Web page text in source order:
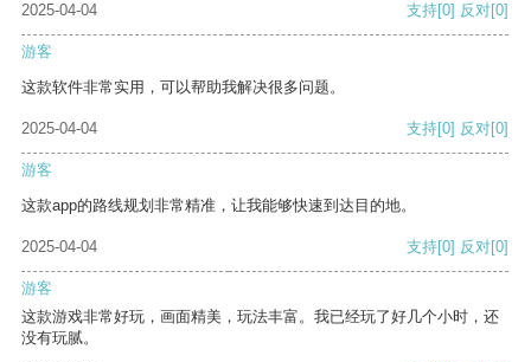
2025-04-04
支持[0] 反对[0]
游客
这款软件非常实用，可以帮助我解决很多问题。
2025-04-04 支持[0] 反对[0]
游客
这款app的路线规划非常精准，让我能够快速到达目的地。
2025-04-04 支持[0] 反对[0]
游客
这款游戏非常好玩，画面精美，玩法丰富。我已经玩了好几个小时，还
没有玩腻。